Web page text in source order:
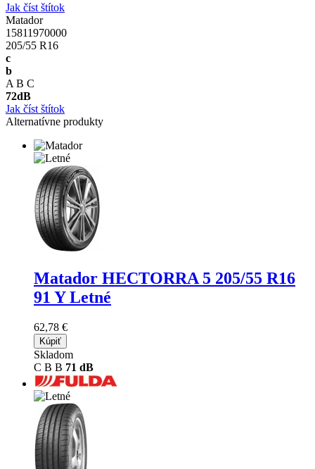
Jak číst štítok
Matador
15811970000
205/55 R16
c
b
A B C
72dB
Jak číst štítok
Alternatívne produkty
Matador HECTORRA 5 205/55 R16
91 Y Letné
62,78 €
Kúpiť
Skladom
C B B 71 dB